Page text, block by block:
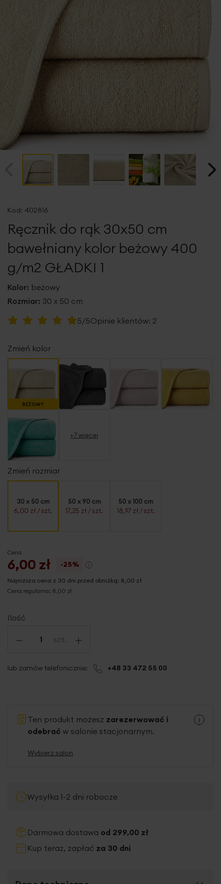
początek
galerii
Kod: 402816
Ręcznik do rąk 30x50 cm
bawełniany kolor beżowy 400
g/m2 GŁADKI 1
Kolor: beżowy
Rozmiar: 30 x 50 cm
Ocena:
5/5Opinie klientów: 2
Zmień kolor
BEŻOWY
+7 więcej
Zmień rozmiar
30 x 50 cm
6,00 zł / szt.
50 x 90 cm
17,25 zł / szt.
50 x 100 cm
18,97 zł / szt.
Ilość
- szt. +
Cena
6,00 zł -25%
Najniższa cena z 30 dni przed obniżką: 8,00 zł
Cena regularna: 8,00 zł
lub zamów telefonicznie: +48 33 472 55 00
Ten produkt możesz zarezerwować i
odebrać w salonie stacjonarnym.
Wybierz salon
Wysyłka 1-2 dni robocze
Darmowa dostawa od 299,00 zł
Kup teraz, zapłać za 30 dni